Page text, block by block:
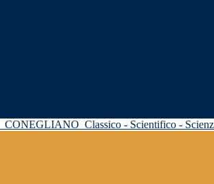
CONEGLIANO Classico - Scientifico -